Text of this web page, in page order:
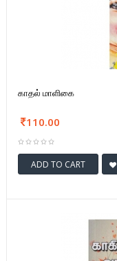
காதல் மாளிகை
110.00
ADD TO CART